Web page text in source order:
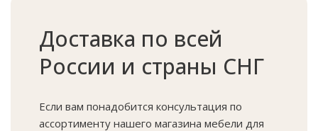
Доставка по всей
России и страны СНГ
Если вам понадобится консультация по
ассортименту нашего магазина мебели для